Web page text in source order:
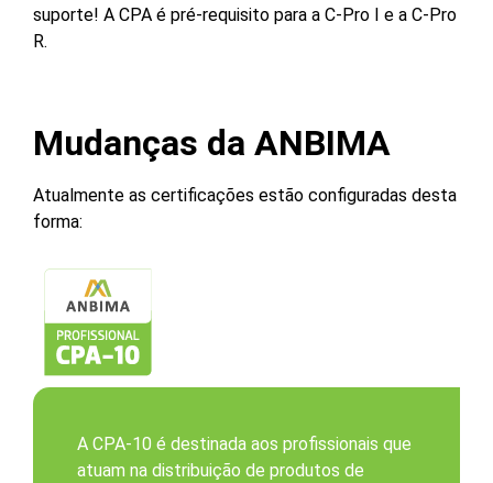
suporte! A CPA é pré-requisito para a C-Pro I e a C-Pro
R.
Mudanças da ANBIMA
Atualmente as certificações estão configuradas desta
forma:
A CPA-10 é destinada aos profissionais que
atuam na distribuição de produtos de